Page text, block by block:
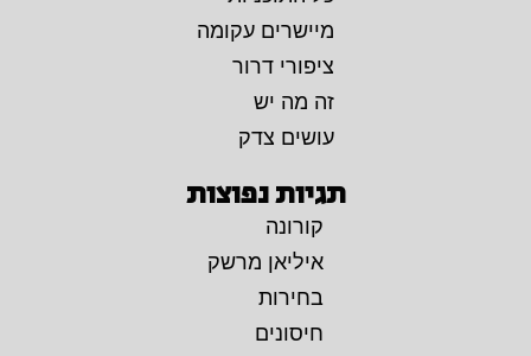
מיישרים עקומה
ציפורי דרור
זה מה יש
עושים צדק
תגיות נפוצות
קורונה
איליאן מרשק
בחירות
חיסונים